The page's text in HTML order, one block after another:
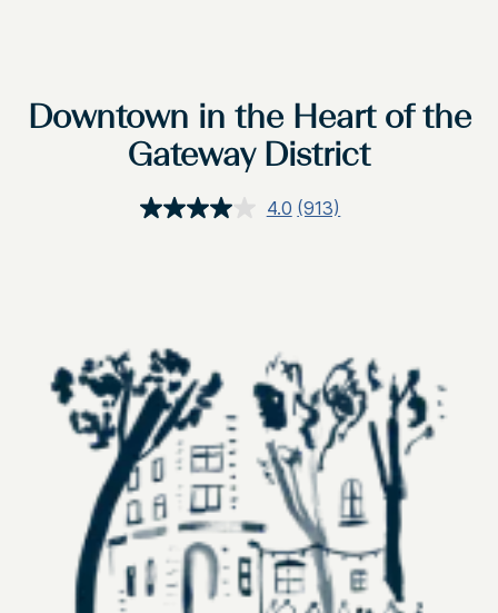
Downtown in the Heart of the
Gateway District
4.0 상
이
지
링
크.
(913)